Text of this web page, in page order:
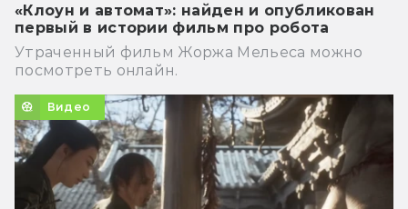
«Клоун и автомат»: найден и опубликован
первый в истории фильм про робота
Утраченный фильм Жоржа Мельеса можно
посмотреть онлайн.
Видео